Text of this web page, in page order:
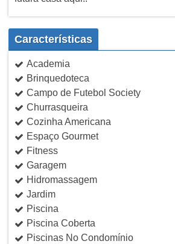
Características
Academia
Brinquedoteca
Campo de Futebol Society
Churrasqueira
Cozinha Americana
Espaço Gourmet
Fitness
Garagem
Hidromassagem
Jardim
Piscina
Piscina Coberta
Piscinas No Condomínio